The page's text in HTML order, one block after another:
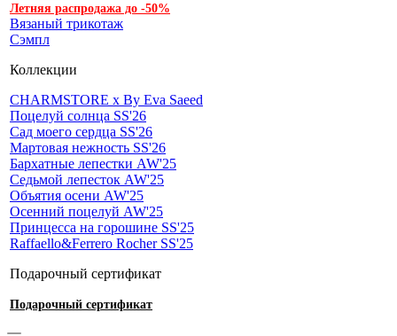
Летняя распродажа до -50%
Вязаный трикотаж
Сэмпл
Коллекции
CHARMSTORE х By Eva Saeed
Поцелуй солнца SS'26
Сад моего сердца SS'26
Мартовая нежность SS'26
Бархатные лепестки AW'25
Седьмой лепесток AW'25
Объятия осени AW'25
Осенний поцелуй AW'25
Принцесса на горошине SS'25
Raffaello&Ferrero Rocher SS'25
Подарочный сертификат
Подарочный сертификат